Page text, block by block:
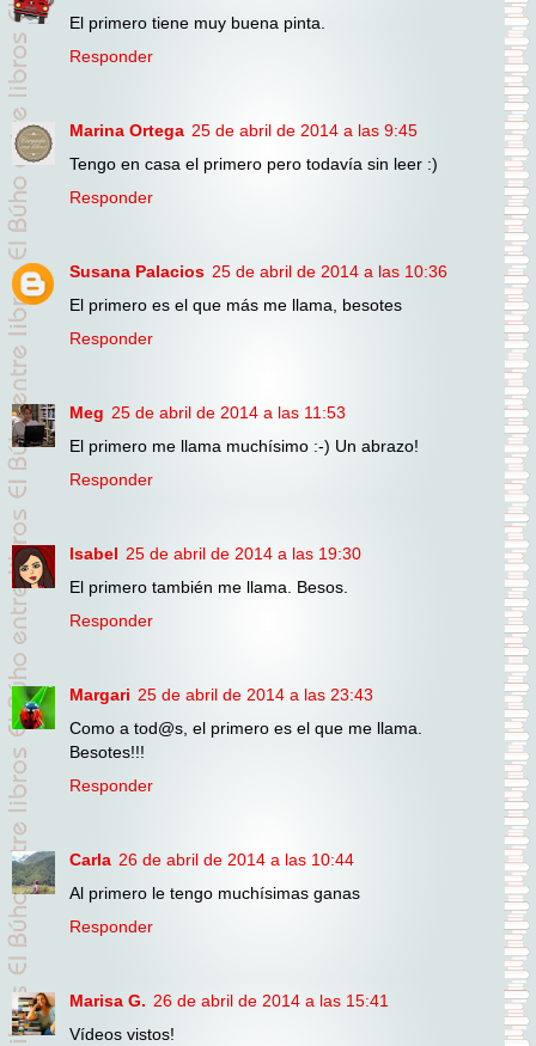
El primero tiene muy buena pinta.
Responder
Marina Ortega 25 de abril de 2014 a las 9:45
Tengo en casa el primero pero todavía sin leer :)
Responder
Susana Palacios 25 de abril de 2014 a las 10:36
El primero es el que más me llama, besotes
Responder
Meg 25 de abril de 2014 a las 11:53
El primero me llama muchísimo :-) Un abrazo!
Responder
Isabel 25 de abril de 2014 a las 19:30
El primero también me llama. Besos.
Responder
Margari 25 de abril de 2014 a las 23:43
Como a tod@s, el primero es el que me llama.
Besotes!!!
Responder
Carla 26 de abril de 2014 a las 10:44
Al primero le tengo muchísimas ganas
Responder
Marisa G. 26 de abril de 2014 a las 15:41
Vídeos vistos!